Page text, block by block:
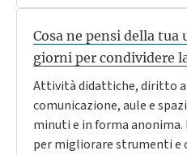
Cosa ne pensi della
giorni per condividere
Attività didattiche, diritto
comunicazione, aule e
minuti e in forma
per migliorare strumenti e